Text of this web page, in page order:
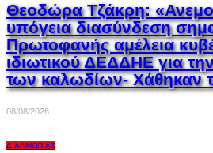
Θεοδώρα Τζάκρη:
υπόγεια διασύνδεση
Πρωτοφανής αμέλεια
ιδιωτικού ΔΕΔΔΗΕ για
των καλωδίων- Χάθηκαν
08/08/2026
Δ.ΑΛΜΩΠΊΑΣ